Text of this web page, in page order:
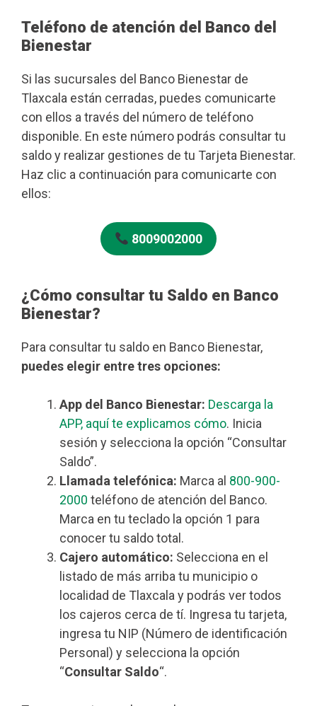
Teléfono de atención del Banco del
Bienestar
Si las sucursales del Banco Bienestar de
Tlaxcala están cerradas, puedes comunicarte
con ellos a través del número de teléfono
disponible. En este número podrás consultar tu
saldo y realizar gestiones de tu Tarjeta Bienestar.
Haz clic a continuación para comunicarte con
ellos:
8009002000
¿Cómo consultar tu Saldo en Banco
Bienestar?
Para consultar tu saldo en Banco Bienestar,
puedes elegir entre tres opciones:
App del Banco Bienestar: Descarga la
APP, aquí te explicamos cómo. Inicia
sesión y selecciona la opción “Consultar
Saldo”.
Llamada telefónica: Marca al 800-900-
2000 teléfono de atención del Banco.
Marca en tu teclado la opción 1 para
conocer tu saldo total.
Cajero automático: Selecciona en el
listado de más arriba tu municipio o
localidad de Tlaxcala y podrás ver todos
los cajeros cerca de tí. Ingresa tu tarjeta,
ingresa tu NIP (Número de identificación
Personal) y selecciona la opción
“Consultar Saldo“.